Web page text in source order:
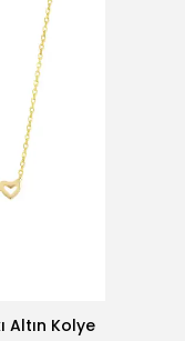
Altın Kolye